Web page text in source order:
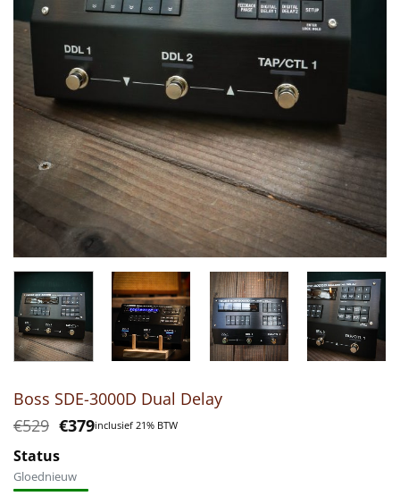
Boss SDE-3000D Dual Delay
€529 Oorspronkelijke
was:
€529.
€379Huidige
inclusief 21% BTW
Status
Gloednieuw